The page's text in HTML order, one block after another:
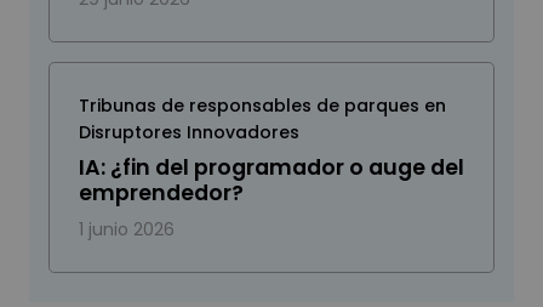
Tribunas de responsables de parques en
Disruptores Innovadores
IA: ¿fin del programador o auge del
emprendedor?
1 junio 2026